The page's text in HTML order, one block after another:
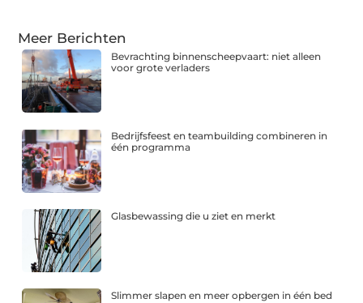
Meer Berichten
Bevrachting binnenscheepvaart: niet alleen
voor grote verladers
Bedrijfsfeest en teambuilding combineren in
één programma
Glasbewassing die u ziet en merkt
Slimmer slapen en meer opbergen in één bed